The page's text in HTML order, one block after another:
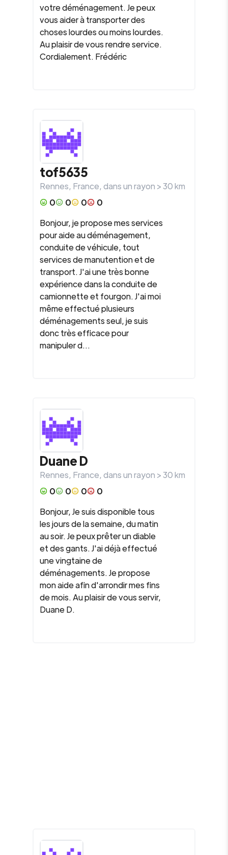
votre déménagement. Je peux
vous aider à transporter des
choses lourdes ou moins lourdes.
Au plaisir de vous rendre service.
Cordialement. Frédéric
tof5635
Rennes, France, dans un rayon >30km
0
0 0
0
Bonjour, je propose mes services
pour aide au déménagement,
conduite de véhicule, tout
services de manutention et de
transport. J'ai une très bonne
expérience dans la conduite de
camionnette et fourgon. J'ai moi
même effectué plusieurs
déménagements seul, je suis
donc très efficace pour
manipuler d...
Duane D
Rennes, France, dans un rayon >30km
0
0 0
0
Bonjour, Je suis disponible tous
les jours de la semaine, du matin
au soir. Je peux prêter un diable
et des gants. J'ai déjà effectué
une vingtaine de
déménagements. Je propose
mon aide afin d'arrondir mes fins
de mois. Au plaisir de vous servir,
Duane D.